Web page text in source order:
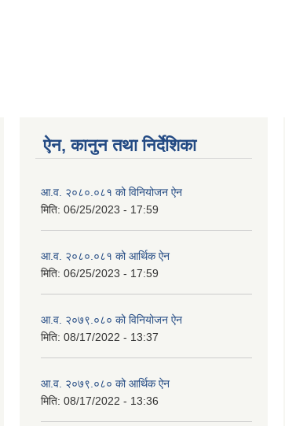
ऐन, कानुन तथा निर्देशिका
आ.व. २०८०.०८१ को विनियोजन ऐन
मिति: 06/25/2023 - 17:59
आ.व. २०८०.०८१ को आर्थिक ऐन
मिति: 06/25/2023 - 17:59
आ.व. २०७९.०८० को विनियोजन ऐन
मिति: 08/17/2022 - 13:37
आ.व. २०७९.०८० को आर्थिक ऐन
मिति: 08/17/2022 - 13:36